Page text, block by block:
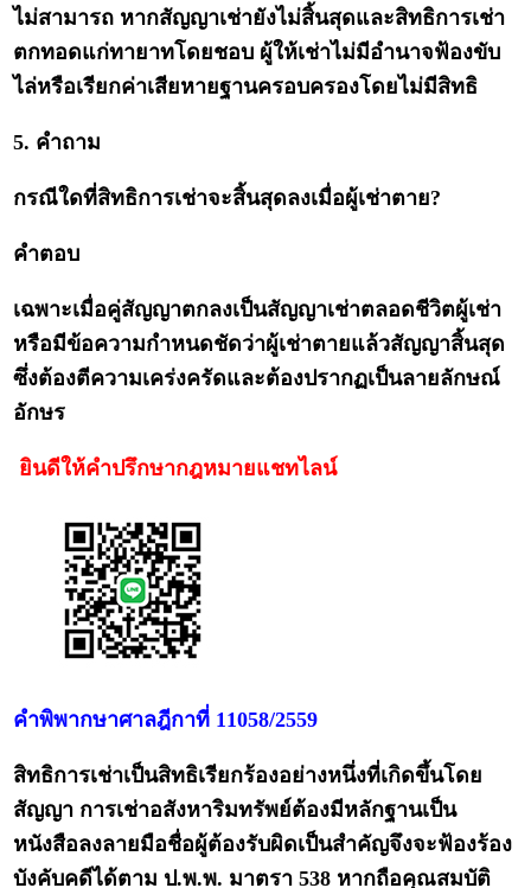
ไม่สามารถ หากสัญญาเช่ายังไม่สิ้นสุดและสิทธิการเช่า
ตกทอดแก่ทายาทโดยชอบ ผู้ให้เช่าไม่มีอำนาจฟ้องขับ
ไล่หรือเรียกค่าเสียหายฐานครอบครองโดยไม่มีสิทธิ
5. คำถาม
กรณีใดที่สิทธิการเช่าจะสิ้นสุดลงเมื่อผู้เช่าตาย?
คำตอบ
เฉพาะเมื่อคู่สัญญาตกลงเป็นสัญญาเช่าตลอดชีวิตผู้เช่า
หรือมีข้อความกำหนดชัดว่าผู้เช่าตายแล้วสัญญาสิ้นสุด
ซึ่งต้องตีความเคร่งครัดและต้องปรากฏเป็นลายลักษณ์
อักษร
ยินดีให้คำปรึกษากฎหมายแชทไลน์
คำพิพากษาศาลฎีกาที่ 11058/2559
สิทธิการเช่าเป็นสิทธิเรียกร้องอย่างหนึ่งที่เกิดขึ้นโดย
สัญญา การเช่าอสังหาริมทรัพย์ต้องมีหลักฐานเป็น
หนังสือลงลายมือชื่อผู้ต้องรับผิดเป็นสำคัญจึงจะฟ้องร้อง
บังคับคดีได้ตาม ป.พ.พ. มาตรา 538 หากถือคุณสมบัติ